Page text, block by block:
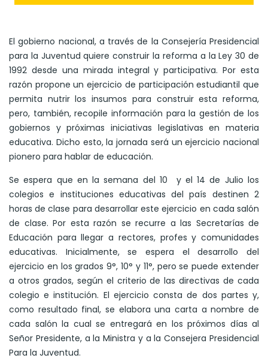
El gobierno nacional, a través de la Consejería Presidencial
para la Juventud quiere construir la reforma a la Ley 30 de
1992 desde una mirada integral y participativa. Por esta
razón propone un ejercicio de participación estudiantil que
permita nutrir los insumos para construir esta reforma,
pero, también, recopile información para la gestión de los
gobiernos y próximas iniciativas legislativas en materia
educativa. Dicho esto, la jornada será un ejercicio nacional
pionero para hablar de educación.
Se espera que en la semana del 10 y el 14 de Julio los
colegios e instituciones educativas del país destinen 2
horas de clase para desarrollar este ejercicio en cada salón
de clase. Por esta razón se recurre a las Secretarías de
Educación para llegar a rectores, profes y comunidades
educativas. Inicialmente, se espera el desarrollo del
ejercicio en los grados 9°, 10° y 11°, pero se puede extender
a otros grados, según el criterio de las directivas de cada
colegio e institución. El ejercicio consta de dos partes y,
como resultado final, se elabora una carta a nombre de
cada salón la cual se entregará en los próximos días al
Señor Presidente, a la Ministra y a la Consejera Presidencial
Para la Juventud.